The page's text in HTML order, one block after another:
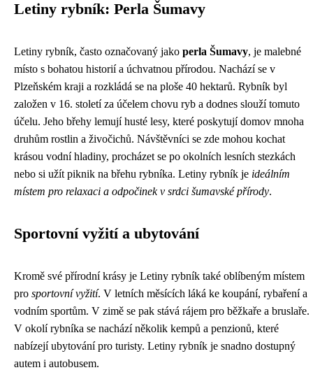
Letiny rybník: Perla Šumavy
Letiny rybník, často označovaný jako perla Šumavy, je malebné
místo s bohatou historií a úchvatnou přírodou. Nachází se v
Plzeňském kraji a rozkládá se na ploše 40 hektarů. Rybník byl
založen v 16. století za účelem chovu ryb a dodnes slouží tomuto
účelu. Jeho břehy lemují husté lesy, které poskytují domov mnoha
druhům rostlin a živočichů. Návštěvníci se zde mohou kochat
krásou vodní hladiny, procházet se po okolních lesních stezkách
nebo si užít piknik na břehu rybníka. Letiny rybník je ideálním
místem pro relaxaci a odpočinek v srdci šumavské přírody.
Sportovní vyžití a ubytování
Kromě své přírodní krásy je Letiny rybník také oblíbeným místem
pro sportovní vyžití. V letních měsících láká ke koupání, rybaření a
vodním sportům. V zimě se pak stává rájem pro běžkaře a bruslaře.
V okolí rybníka se nachází několik kempů a penzionů, které
nabízejí ubytování pro turisty. Letiny rybník je snadno dostupný
autem i autobusem.